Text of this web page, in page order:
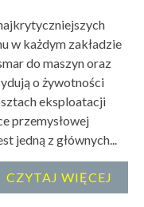
w każdym zakładzie
do maszyn oraz
o żywotności
eksploatacji
przemysłowej
jedną z głównych...
CZYTAJ WIĘCEJ